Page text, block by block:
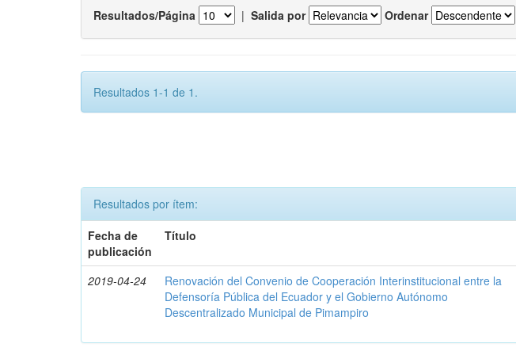
Resultados/Página | Salida por Ordenar
Resultados 1-1 de 1.
Resultados por ítem:
Fecha de
publicación
Título
2019-04-24
Renovación del Convenio de Cooperación Interinstitucional entre la
Defensoría Pública del Ecuador y el Gobierno Autónomo
Descentralizado Municipal de Pimampiro